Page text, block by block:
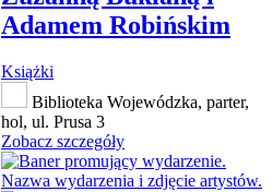
Adamem Robińskim
Książki
Biblioteka Wojewódzka, parter,
hol, ul. Prusa 3
Zobacz szczegóły